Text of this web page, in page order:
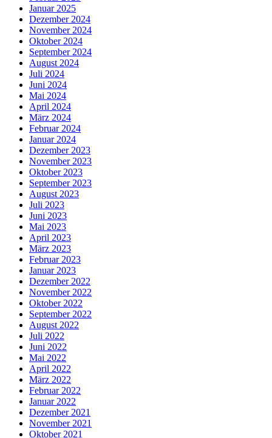
Januar 2025
Dezember 2024
November 2024
Oktober 2024
September 2024
August 2024
Juli 2024
Juni 2024
Mai 2024
April 2024
März 2024
Februar 2024
Januar 2024
Dezember 2023
November 2023
Oktober 2023
September 2023
August 2023
Juli 2023
Juni 2023
Mai 2023
April 2023
März 2023
Februar 2023
Januar 2023
Dezember 2022
November 2022
Oktober 2022
September 2022
August 2022
Juli 2022
Juni 2022
Mai 2022
April 2022
März 2022
Februar 2022
Januar 2022
Dezember 2021
November 2021
Oktober 2021